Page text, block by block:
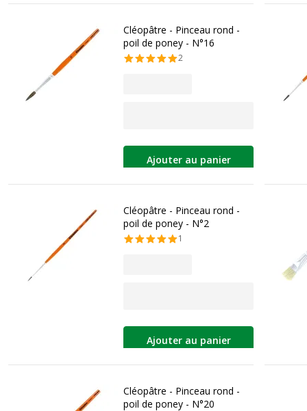
Cléopâtre - Pinceau rond -
poil de poney - N°16
2
Ajouter au panier
Cléopâtre - Pinceau rond -
poil de poney - N°2
1
Ajouter au panier
Cléopâtre - Pinceau rond -
poil de poney - N°20